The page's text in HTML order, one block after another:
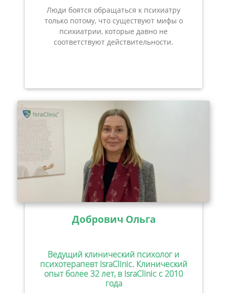
Люди боятся обращаться к психиатру
только потому, что существуют мифы о
психиатрии, которые давно не
соответствуют действительности.
Добрович Ольга
Ведущий клинический психолог и
психотерапевт IsraClinic. Клинический
опыт более 32 лет, в IsraClinic с 2010
года